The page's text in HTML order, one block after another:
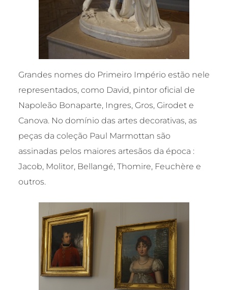
Grandes nomes do Primeiro Império estão nele
representados, como David, pintor oficial de
Napoleão Bonaparte, Ingres, Gros, Girodet e
Canova. No domínio das artes decorativas, as
peças da coleção Paul Marmottan são
assinadas pelos maiores artesãos da época :
Jacob, Molitor, Bellangé, Thomire, Feuchère e
outros.